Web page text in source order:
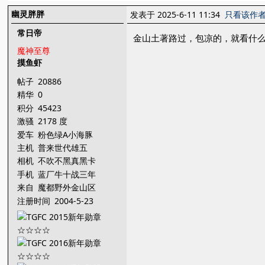
幽灵胖胖
常日帝
魔神至尊
摸鱼虾
帖子 20886
精华 0
积分 45423
激骚 2178 度
爱车 粉色绿A小海豚
主机 普来世代雄五
相机 不吹不黑真黑卡
手机 蓝厂牛十战三年
来自 魔都野外金山区
注册时间 2004-5-23
发表于 2025-6-11 11:34 只看该作
金山土著路过，包凉的，就看什